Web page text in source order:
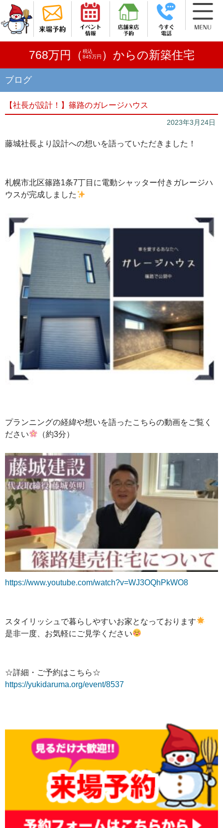
768万円（ 税込
845万円 ）からの新築住宅
ブログ
【社長が設計！】篠路のガレージハウス
2023年3月24日
藤城社長より設計への想いを語っていただきました！
札幌市北区篠路1条7丁目に電動シャッター付きガレージハ
ウスが完成しました
プランニングの経緯や想いを語ったこちらの動画をご覧く
ださい
（約3分）
https://www.youtube.com/watch?v=WJ3OQhPkWO8
スタイリッシュで暮らしやすいお家となっております
是非一度、お気軽にご見学ください
☆詳細・ご予約はこちら☆
https://yukidaruma.org/event/8537